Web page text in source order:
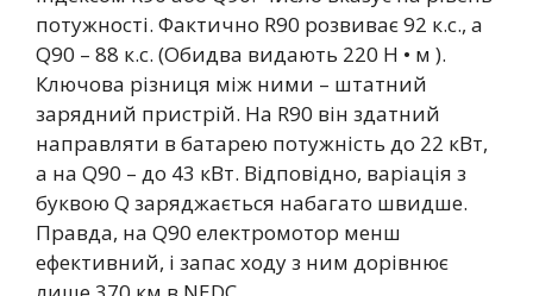
потужності. Фактично R90 розвиває 92 к.с., а
Q90 – 88 к.с. (Обидва видають 220 Н • м ).
Ключова різниця між ними – штатний
зарядний пристрій. На R90 він здатний
направляти в батарею потужність до 22 кВт,
а на Q90 – до 43 кВт. Відповідно, варіація з
буквою Q заряджається набагато швидше.
Правда, на Q90 електромотор менш
ефективний, і запас ходу з ним дорівнює